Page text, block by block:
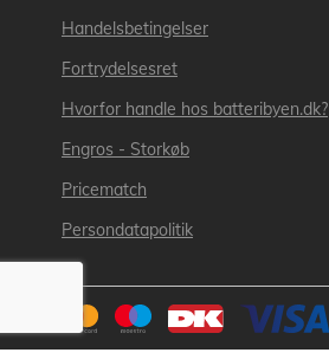
Handelsbetingelser
Fortrydelsesret
Hvorfor handle hos batteribyen.dk?
Engros - Storkøb
Pricematch
Persondatapolitik